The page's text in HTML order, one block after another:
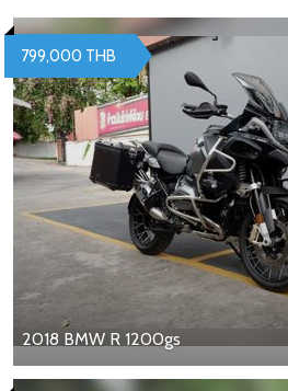
2018 BMW R 1200gs
799,000 THB